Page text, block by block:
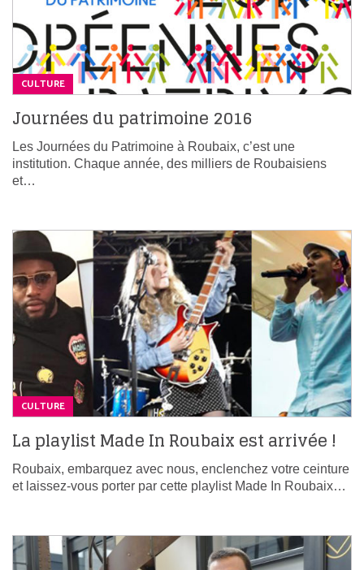
CULTURE
Journées du patrimoine 2016
Les Journées du Patrimoine à Roubaix, c’est une
institution. Chaque année, des milliers de Roubaisiens
et…
CULTURE
La playlist Made In Roubaix est arrivée !
Roubaix, embarquez avec nous, enclenchez votre ceinture
et laissez-vous porter par cette playlist Made In Roubaix…